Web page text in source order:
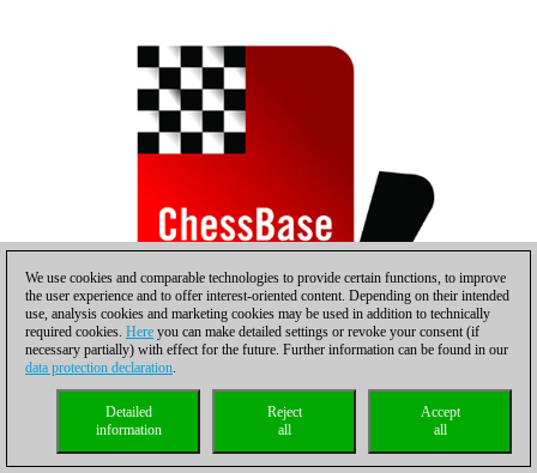
Enlaces:
Sitio web del torneo..
We use cookies and comparable technologies to provide certain functions, to improve
the user experience and to offer interest-oriented content. Depending on their intended
use, analysis cookies and marketing cookies may be used in addition to technically
required cookies. Here you can make detailed settings or revoke your consent (if
necessary partially) with effect for the future. Further information can be found in our
data protection declaration.
Accept
all
Reject
all
Detailed
information